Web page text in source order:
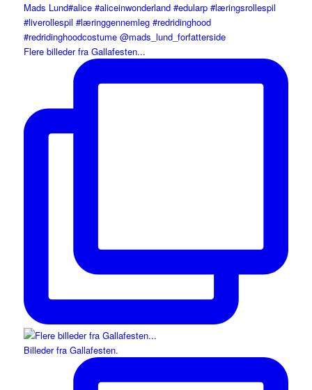
Flere billeder fra Gallafesten...
Billeder fra Gallafesten.